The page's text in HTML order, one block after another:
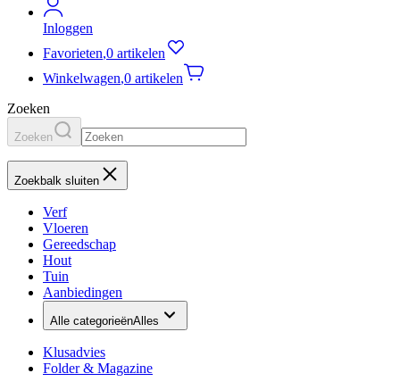
Inloggen
Favorieten,0 artikelen
Winkelwagen,0 artikelen
Zoeken
Zoeken
Zoekbalk sluiten
Verf
Vloeren
Gereedschap
Hout
Tuin
Aanbiedingen
Alle categorieënAlles
Klusadvies
Folder & Magazine